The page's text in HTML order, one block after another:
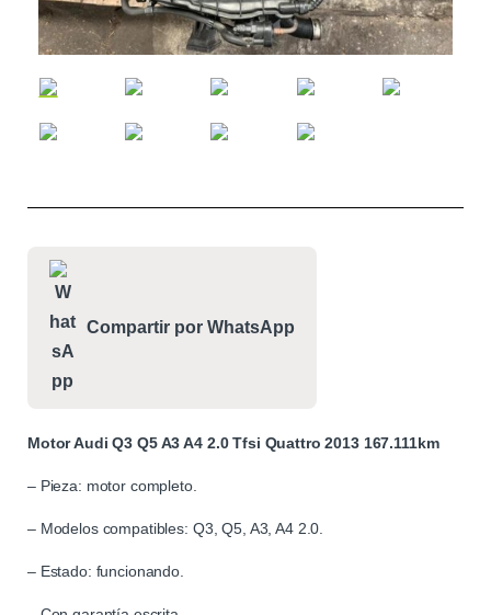
Compartir por WhatsApp
Motor Audi Q3 Q5 A3 A4 2.0 Tfsi Quattro 2013 167.111km
– Pieza: motor completo.
– Modelos compatibles: Q3, Q5, A3, A4 2.0.
– Estado: funcionando.